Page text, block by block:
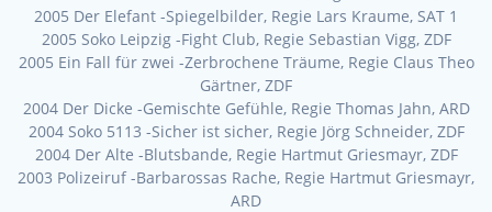
2005 Der Elefant -Spiegelbilder, Regie Lars Kraume, SAT 1
2005 Soko Leipzig -Fight Club, Regie Sebastian Vigg, ZDF
2005 Ein Fall für zwei -Zerbrochene Träume, Regie Claus Theo
Gärtner, ZDF
2004 Der Dicke -Gemischte Gefühle, Regie Thomas Jahn, ARD
2004 Soko 5113 -Sicher ist sicher, Regie Jörg Schneider, ZDF
2004 Der Alte -Blutsbande, Regie Hartmut Griesmayr, ZDF
2003 Polizeiruf -Barbarossas Rache, Regie Hartmut Griesmayr,
ARD